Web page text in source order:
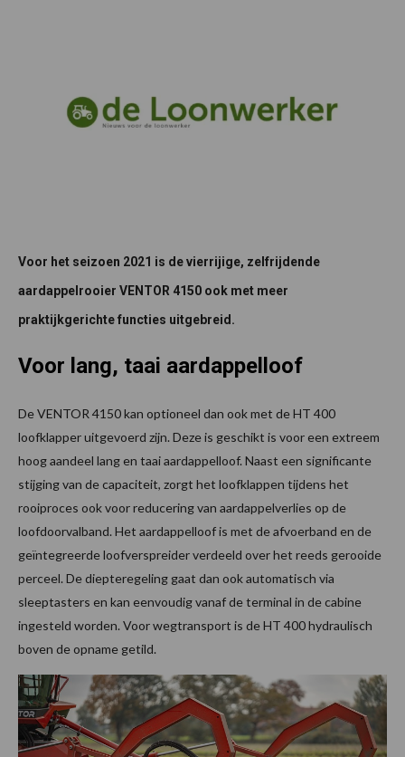
Voor het seizoen 2021 is de vierrijige, zelfrijdende
aardappelrooier VENTOR 4150 ook met meer
praktijkgerichte functies uitgebreid.
Voor lang, taai aardappelloof
De VENTOR 4150 kan optioneel dan ook met de HT 400
loofklapper uitgevoerd zijn. Deze is geschikt is voor een extreem
hoog aandeel lang en taai aardappelloof. Naast een significante
stijging van de capaciteit, zorgt het loofklappen tijdens het
rooiproces ook voor reducering van aardappelverlies op de
loofdoorvalband. Het aardappelloof is met de afvoerband en de
geïntegreerde loofverspreider verdeeld over het reeds gerooide
perceel. De diepteregeling gaat dan ook automatisch via
sleeptasters en kan eenvoudig vanaf de terminal in de cabine
ingesteld worden. Voor wegtransport is de HT 400 hydraulisch
boven de opname getild.